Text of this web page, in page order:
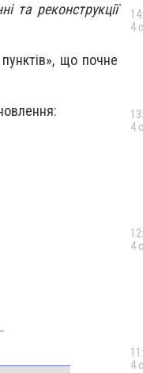
та реконструкції
що почне
4
4
4
4